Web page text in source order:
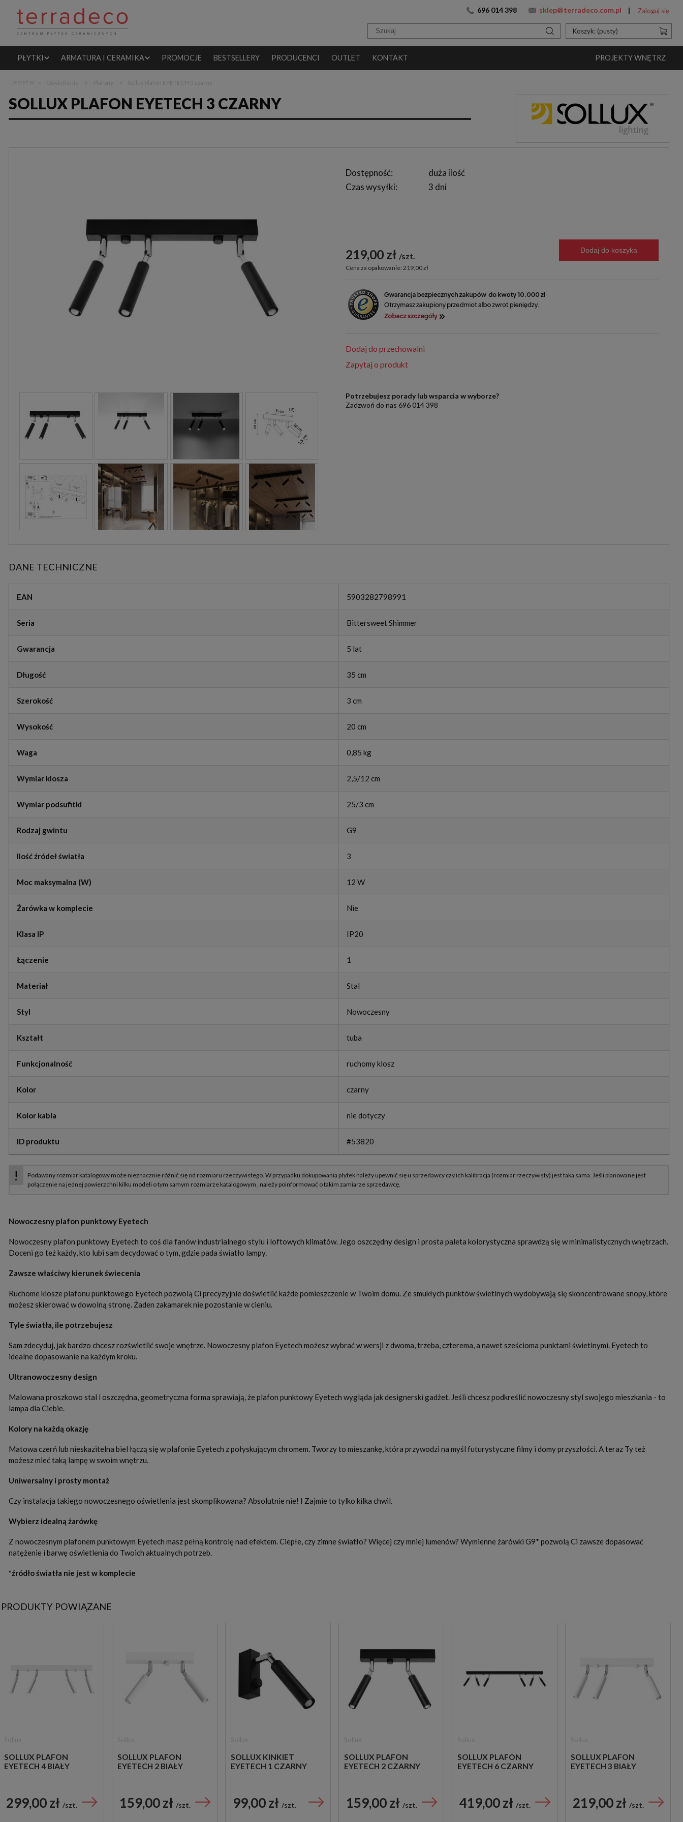
696 014 398 sklep@terradeco.com.pl Zaloguj się
Koszyk: (pusty)
PŁYTKI ARMATURA I CERAMIKA PROMOCJE BESTSELLERY PRODUCENCI OUTLET KONTAKT PROJEKTY WNĘTRZ
SOLLUX PLAFON EYETECH 3 CZARNY
Dostępność:
duża ilość
Czas wysyłki:
3 dni
219,00 zł szt.
Cena za opakowanie: 219,00 zł
Dodaj do koszyka
Dodaj do przechowalni
Zapytaj o produkt
Potrzebujesz porady lub wsparcia w wyborze?
Zadzwoń do nas 696 014 398
DANE TECHNICZNE
EAN 5903282798991
Seria Bittersweet Shimmer
Gwarancja 5 lat
Długość 35 cm
Szerokość 3 cm
Wysokość 20 cm
Waga 0,85 kg
Wymiar klosza 2,5/12 cm
Wymiar podsufitki 25/3 cm
Rodzaj gwintu G9
Ilość źródeł światła 3
Moc maksymalna (W) 12 W
Żarówka w komplecie Nie
Klasa IP IP20
Łączenie 1
Materiał Stal
Styl Nowoczesny
Kształt tuba
Funkcjonalność ruchomy klosz
Kolor czarny
Kolor kabla nie dotyczy
ID produktu #53820
Nowoczesny plafon punktowy Eyetech
Nowoczesny plafon punktowy Eyetech to coś dla fanów industrialnego stylu i loftowych klimatów. Jego oszczędny design i prosta paleta kolorystyczna sprawdzą się w minimalistycznych wnętrzach.
Doceni go też każdy, kto lubi sam decydować o tym, gdzie pada światło lampy.
Zawsze właściwy kierunek świecenia
Ruchome klosze plafonu punktowego Eyetech pozwolą Ci precyzyjnie doświetlić każde pomieszczenie w Twoim domu. Ze smukłych punktów świetlnych wydobywają się skoncentrowane snopy, które
możesz skierować w dowolną stronę. Żaden zakamarek nie pozostanie w cieniu.
Tyle światła, ile potrzebujesz
Sam zdecyduj, jak bardzo chcesz rozświetlić swoje wnętrze. Nowoczesny plafon Eyetech możesz wybrać w wersji z dwoma, trzeba, czterema, a nawet sześcioma punktami świetlnymi. Eyetech to
idealne dopasowanie na każdym kroku.
Ultranowoczesny design
Malowana proszkowo stal i oszczędna, geometryczna forma sprawiają, że plafon punktowy Eyetech wygląda jak designerski gadżet. Jeśli chcesz podkreślić nowoczesny styl swojego mieszkania - to
lampa dla Ciebie.
Kolory na każdą okazję
Matowa czerń lub nieskazitelna biel łączą się w plafonie Eyetech z połyskującym chromem. Tworzy to mieszankę, która przywodzi na myśl futurystyczne filmy i domy przyszłości. A teraz Ty też
możesz mieć taką lampę w swoim wnętrzu.
Uniwersalny i prosty montaż
Czy instalacja takiego nowoczesnego oświetlenia jest skomplikowana? Absolutnie nie! I Zajmie to tylko kilka chwil.
Wybierz idealną żarówkę
Z nowoczesnym plafonem punktowym Eyetech masz pełną kontrolę nad efektem. Ciepłe, czy zimne światło? Więcej czy mniej lumenów? Wymienne żarówki G9* pozwolą Ci zawsze dopasować
natężenie i barwę oświetlenia do Twoich aktualnych potrzeb.
*źródło światła nie jest w komplecie
PRODUKTY POWIĄZANE
SOLLUX PLAFON
EYETECH 4 BIAŁY
299,00 zł szt.
SOLLUX PLAFON
EYETECH 2 BIAŁY
159,00 zł szt.
SOLLUX KINKIET
EYETECH 1 CZARNY
99,00 zł szt.
SOLLUX PLAFON
EYETECH 2 CZARNY
159,00 zł szt.
SOLLUX PLAFON
EYETECH 6 CZARNY
419,00 zł szt.
SOLLUX PLAFON
EYETECH 3 BIAŁY
219,00 zł szt.